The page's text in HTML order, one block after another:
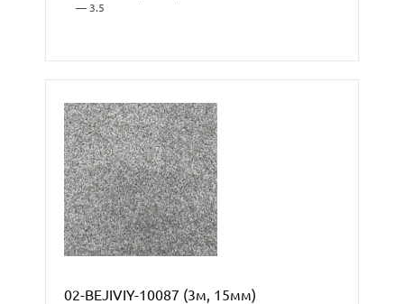
— 3.5
02-BEJIVIY-10087 (3м, 15мм)